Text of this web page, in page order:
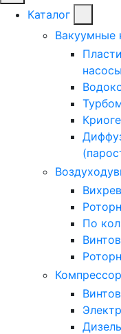
Каталог
Вакуумные
насосы
По